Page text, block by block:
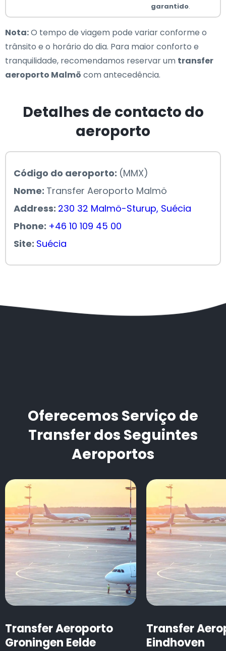
garantido.
Nota:O tempo de viagem pode variar conforme o
trânsito e o horário do dia. Para maior conforto e
tranquilidade, recomendamos reservar um transfer
aeroporto Malmö com antecedência.
Detalhes de contacto do
aeroporto
Código do aeroporto: (MMX)
Nome: Transfer Aeroporto Malmö
Address: 230 32 Malmö-Sturup, Suécia
Phone: +46 10 109 45 00
Site: Suécia
Oferecemos Serviço de
Transfer dos Seguintes
Aeroportos
Transfer Aeroporto
Groningen Eelde
Transfer
Eindhoven